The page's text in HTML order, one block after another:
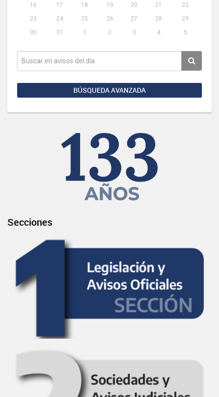
16
17 18 19 20 21
22
23
24 25 26 27 28
29
30
31 1 2 3 4 5
BÚSQUEDA AVANZADA
Secciones